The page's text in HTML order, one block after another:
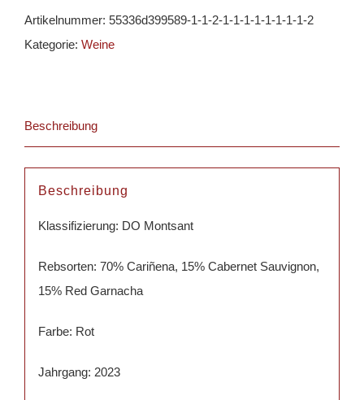
Gravet
Menge
Artikelnummer: 55336d399589-1-1-2-1-1-1-1-1-1-1-1-2
Kategorie: Weine
Beschreibung
Beschreibung
Klassifizierung: DO Montsant
Rebsorten: 70% Cariñena, 15% Cabernet Sauvignon,
15% Red Garnacha
Farbe: Rot
Jahrgang: 2023